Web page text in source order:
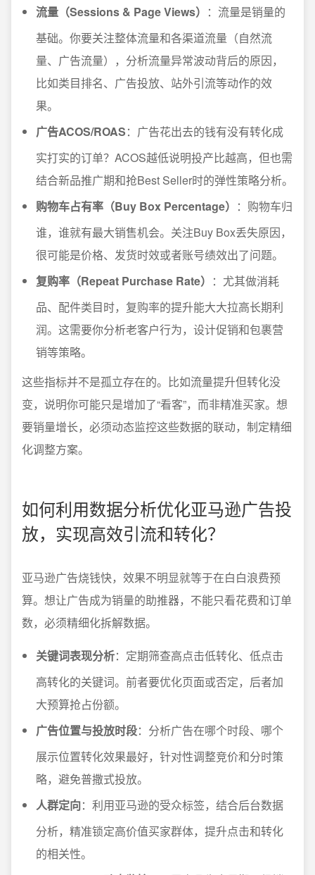
流量（Sessions & Page Views） ：流量是销量的
基础。你要关注整体流量和各渠道流量（自然流
量、广告流量），分析流量异常波动背后的原因，
比如类目排名、广告投放、站外引流等动作的效
果。
广告ACOS/ROAS：广告花出去的钱有没有转化成
实打实的订单？ACOS越低说明投产比越高，但也需
结合新品推广期和抢Best Seller时的弹性策略分析。
购物车占有率（Buy Box Percentage） ：购物车归
谁，谁就有最大销售机会。关注Buy Box丢失原因，
很可能是价格、发货时效或者账号绩效出了问题。
复购率（Repeat Purchase Rate） ：尤其做消耗
品、配件类目时，复购率的提升能大大拉高长期利
润。这需要你分析老客户行为，设计促销和包裹营
销等策略。
这些指标并不是孤立存在的。比如流量提升但转化没
变，说明你可能只是增加了“看客”，而非精准买家。想
要销量增长，必须动态监控这些数据的联动，制定精细
化调整方案。
如何利用数据分析优化亚马逊广告投
放，实现高效引流和转化？
亚马逊广告烧钱快，效果不明显就等于在白白浪费预
算。想让广告成为销量的助推器，不能只看花费和订单
数，必须精细化拆解数据。
关键词表现分析：定期筛查高点击低转化、低点击
高转化的关键词。前者要优化页面或否定，后者加
大预算抢占份额。
广告位置与投放时段：分析广告在哪个时段、哪个
展示位置转化效果最好，针对性调整竞价和分时策
略，避免普撒式投放。
人群定向：利用亚马逊的受众标签，结合后台数据
分析，精准锁定高价值买家群体，提升点击和转化
的相关性。